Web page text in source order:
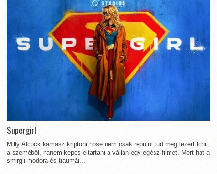
Supergirl
Milly Alcock kamasz kriptoni hőse nem csak repülni tud meg lézert lőni
a szeméből, hanem képes eltartani a vállán egy egész filmet. Mert hát a
smirgli modora és traumái...